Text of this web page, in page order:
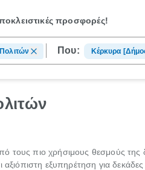
προσφορές!
Που: Κέρκυρα
τους πιο χρήσιμους θεσμούς της
εξυπηρέτηση για